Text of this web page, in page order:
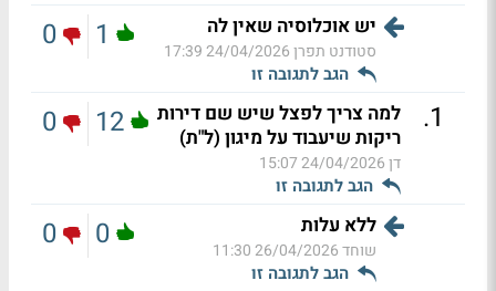
יש אוכלוסיה שאין לה
סטודנט תפרן24/04/2026 17:39
הגב לתגובה זו
1
0
1
.
למה צריך לפצל שיש שם דירות
ריקות שיעבוד על מיגון (ל"ת)
דן24/04/2026 15:07
הגב לתגובה זו
12
0
ללא עלות
שוחד26/04/2026 11:30
הגב לתגובה זו
0
0